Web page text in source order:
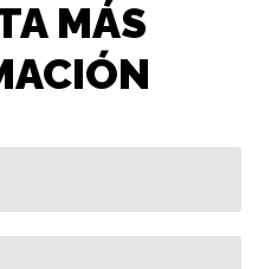
MÁS